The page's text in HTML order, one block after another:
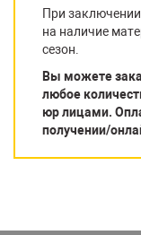
При
на наличие
сезон.
Вы можете
любое
юр лицами.
получении/